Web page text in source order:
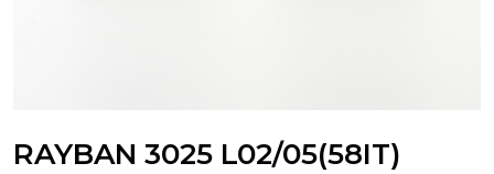
RAYBAN 3025 L02/05(58IT)